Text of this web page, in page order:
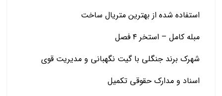
استفاده شده از بهترین متریال ساخت
مبله کامل – استخر ۴ فصل
شهرک برند جنگلی با گیت نگهبانی و مدیریت قوی
اسناد و مدارک حقوقی تکمیل